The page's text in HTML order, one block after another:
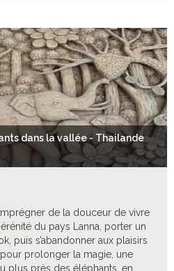
dans la vallée - Thailande
de la douceur de vivre
du pays Lanna, porter un
puis s’abandonner aux plaisirs
prolonger la magie, une
plus près des éléphants, en